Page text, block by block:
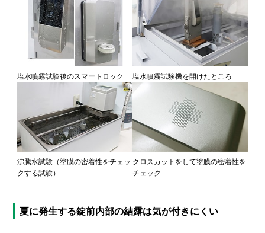
塩水噴霧試験後のスマートロック 塩水噴霧試験機を開けたところ
沸騰水試験（塗膜の密着性をチェッ
クする試験）
クロスカットをして塗膜の密着性を
チェック
夏に発生する錠前内部の結露は気が付きにくい